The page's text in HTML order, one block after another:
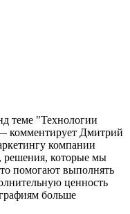
теме "Технологии
комментирует Дмитрий
компании
которые мы
помогают выполнять
ценность
больше